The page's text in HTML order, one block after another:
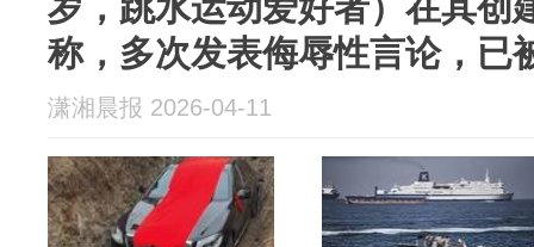
称，多次发表侮辱性言论，已
潇湘晨报 2026-04-11